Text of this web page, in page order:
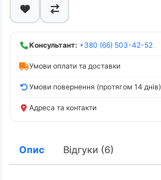
Консультант: +380 (66) 503-42-52
Умови оплати та доставки
Умови повернення (протягом 14 днів)
Адреса та контакти
Опис Відгуки (6)